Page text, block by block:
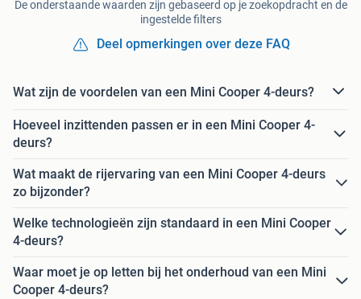
De onderstaande waarden zijn gebaseerd op je zoekopdracht en de
ingestelde filters
Deel opmerkingen over deze FAQ
Wat zijn de voordelen van een Mini Cooper 4-deurs?
Hoeveel inzittenden passen er in een Mini Cooper 4-
deurs?
Wat maakt de rijervaring van een Mini Cooper 4-deurs
zo bijzonder?
Welke technologieën zijn standaard in een Mini Cooper
4-deurs?
Waar moet je op letten bij het onderhoud van een Mini
Cooper 4-deurs?